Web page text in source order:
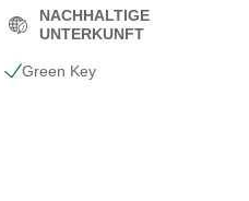
NACHHALTIGE
UNTERKUNFT
Green Key